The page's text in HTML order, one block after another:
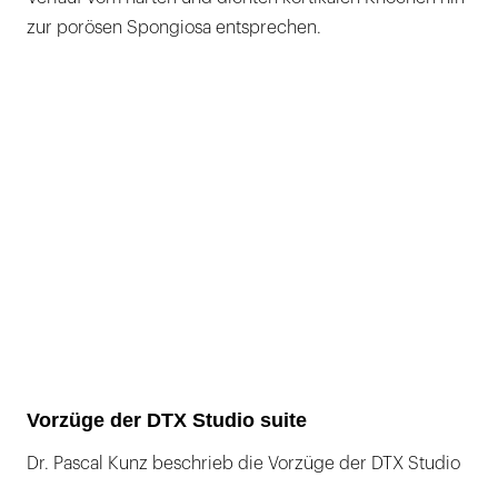
zur porösen Spongiosa entsprechen.
Vorzüge der DTX Studio suite
Dr. Pascal Kunz beschrieb die Vorzüge der DTX Studio